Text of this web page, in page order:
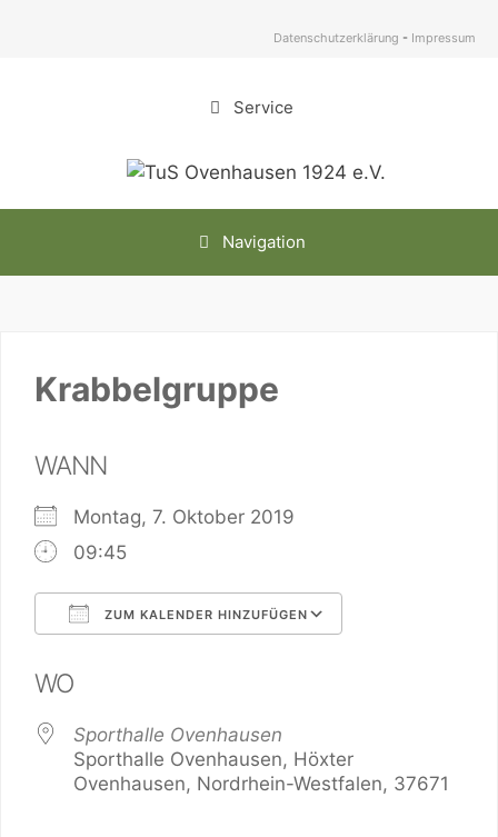
Datenschutzerklärung - Impressum
Service
Navigation
Krabbelgruppe
WANN
Montag, 7. Oktober 2019
09:45
ZUM KALENDER HINZUFÜGEN
WO
Sporthalle Ovenhausen
Sporthalle Ovenhausen, Höxter
Ovenhausen, Nordrhein-Westfalen, 37671